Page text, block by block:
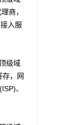
商，
入服
级域
，网
、